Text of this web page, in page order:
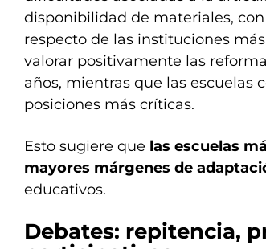
disponibilidad de materiales,
respecto de las instituciones
valorar positivamente las
años, mientras que las
posiciones más críticas.
Esto sugiere que las escuelas
mayores márgenes de
educativos.
Debates: repitencia,